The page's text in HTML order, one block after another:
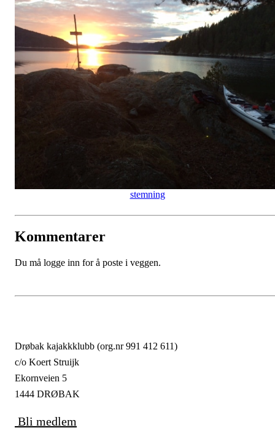
stemning
Kommentarer
Du må logge inn for å poste i veggen.
Drøbak kajakkklubb (org.nr 991 412 611)
c/o Koert Struijk
Ekornveien 5
1444 DRØBAK
Bli medlem